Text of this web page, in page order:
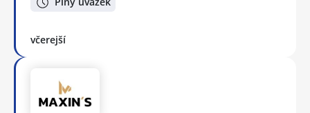
včerejší